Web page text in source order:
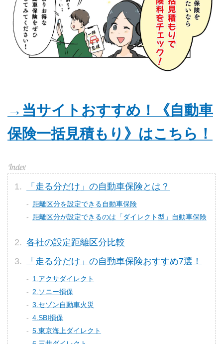
→当サイトおすすめ！《自動車
保険一括見積もり》はこちら！
「走る分だけ」の自動車保険とは？
距離区分を設定できる自動車保険
距離区分が設定できるのは「ダイレクト型」自動車保険
各社の設定距離区分比較
「走る分だけ」の自動車保険おすすめ7選！
1.アクサダイレクト
2.ソニー損保
3.セゾン自動車火災
4.SBI損保
5.東京海上ダイレクト